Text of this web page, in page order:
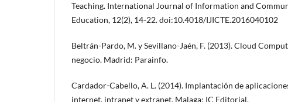
Teaching. International Journal of Information and
Education, 12(2), 14-22. doi:10.4018/IJICTE.2016040102
Beltrán-Pardo, M. y Sevillano-Jaén, F. (2013). Cloud
negocio. Madrid: Parainfo.
Cardador-Cabello, A. L. (2014). Implantación de
internet, intranet y extranet. Malaga: IC Editorial.